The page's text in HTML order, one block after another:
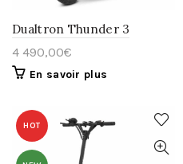
Dualtron Thunder 3
4 490,00€
En savoir plus
HOT